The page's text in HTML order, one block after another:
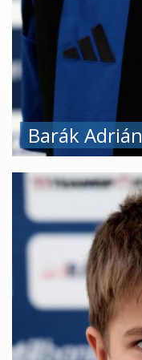
Barák Adrián